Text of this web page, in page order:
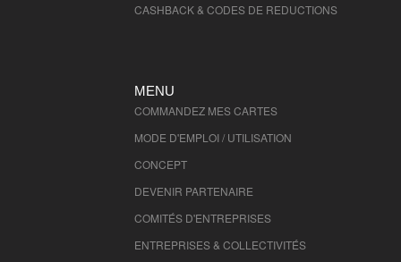
CASHBACK & CODES DE REDUCTIONS
MENU
COMMANDEZ MES CARTES
MODE D'EMPLOI / UTILISATION
CONCEPT
DEVENIR PARTENAIRE
COMITÉS D'ENTREPRISES
ENTREPRISES & COLLECTIVITÉS